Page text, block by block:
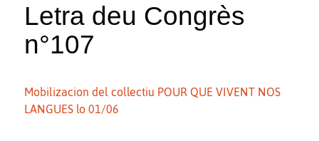
Letra deu Congrès
n°107
Mobilizacion del collectiu POUR QUE VIVENT NOS
LANGUES lo 01/06